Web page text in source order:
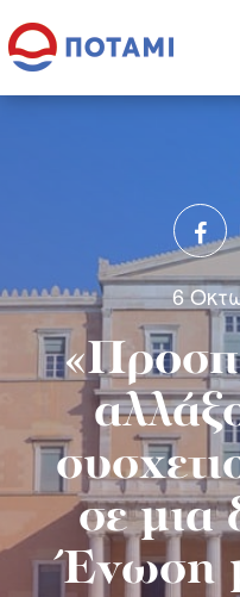
6
σε μια
Ένωση